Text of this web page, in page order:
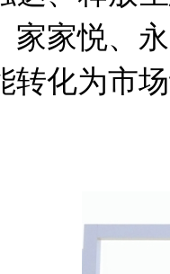
家家悦、
转化为市